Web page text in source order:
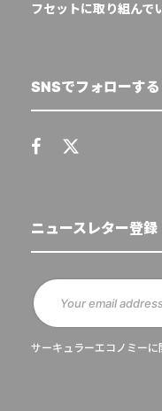
フセットに取り組んで
SNSでフォローする
ニュースレター登録
サーキュラーエコノミーに